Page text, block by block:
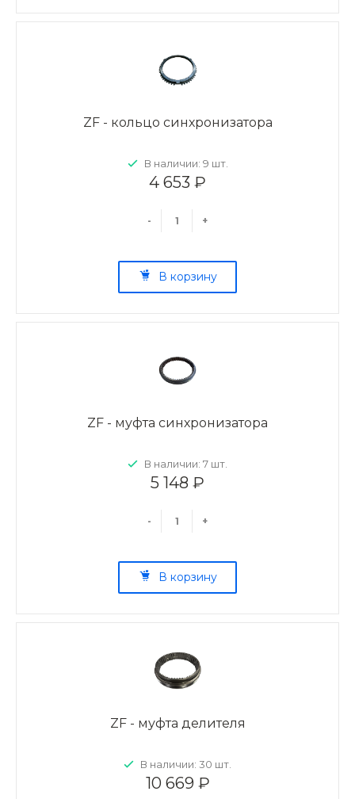
ZF - кольцо синхронизатора
В наличии: 9 шт.
4 653 ₽
- +
В корзину
ZF - муфта синхронизатора
В наличии: 7 шт.
5 148 ₽
- +
В корзину
ZF - муфта делителя
В наличии: 30 шт.
10 669 ₽